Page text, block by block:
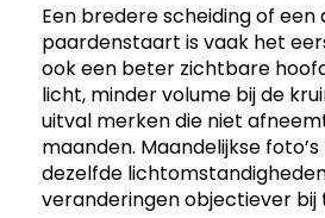
Een bredere scheiding of een
paardenstaart is vaak het
ook een beter zichtbare
licht, minder volume bij de
uitval merken die niet
maanden. Maandelijkse
dezelfde
veranderingen objectiever bij